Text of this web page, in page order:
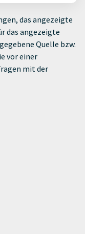
das angezeigte
das angezeigte
Quelle bzw.
vor einer
mit der